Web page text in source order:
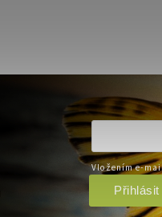
Vložením e-
Přihlásit